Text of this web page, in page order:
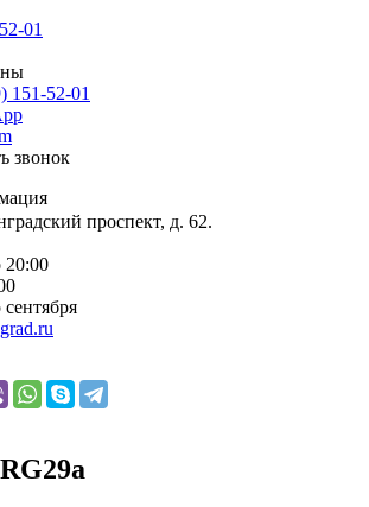
01
151-52-01
звонок
проспект, д. 62.
20:00